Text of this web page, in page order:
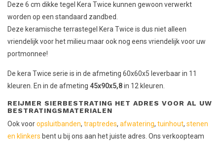
Deze 6 cm dikke tegel Kera Twice kunnen gewoon verwerkt
worden op een standaard zandbed.
Deze keramische terrastegel Kera Twice is dus niet alleen
vriendelijk voor het milieu maar ook nog eens vriendelijk voor uw
portmonnee!
De kera Twice serie is in de afmeting 60x60x5 leverbaar in 11
kleuren. En in de afmeting 45x90x5,8in 12 kleuren.
REIJMER SIERBESTRATING HET ADRES VOOR AL UW
BESTRATINGSMATERIALEN
Ook vooropsluitbanden, traptredes, afwatering, tuinhout, stenen
en klinkers bent u bij ons aan het juiste adres. Ons verkoopteam